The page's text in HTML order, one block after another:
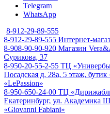
Telegram
WhatsApp
8-912-29-89-555
8-912-29-89-555 Интернет-
8-908-90-90-920 Магазин
Сурикова, 37
8-950-20-55-2-55 ТЦ
Посадская д. 28а, 5 этаж,
«LePassion»
8-950-650-24-00 ТЦ
Екатеринбург, ул. Академика
«Giovanni Fabiani»